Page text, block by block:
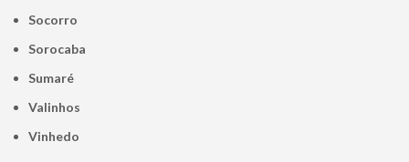
Socorro
Sorocaba
Sumaré
Valinhos
Vinhedo